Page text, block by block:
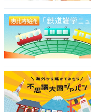
＞次ページ：10位ま
【おすすめ記事】
・
関東・甲信越の高校生